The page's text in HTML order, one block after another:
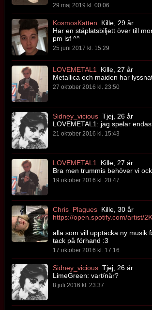
29 maj 2019 kl. 00:06
KosmosKatten
Kille, 29 år
Har en ståplatsbiljett över till
pm isf ^^
25 juni 2017 kl. 15:29
LOVEMETAL1
Kille, 27 år
Metallica och maiden har
27 oktober 2016 kl. 23:50
Sidney_vicious Tjej, 26 år
LOVEMETAL1: jag spelar
21 oktober 2016 kl. 15:43
LOVEMETAL1
Kille, 27 år
Bra men trummis behöver vi
19 oktober 2016 kl. 20:47
Chris_Plagues Kille, 30 år
alla som vill upptäcka ny musik
tack på förhand :3
17 oktober 2016 kl. 17:16
Sidney_vicious Tjej, 26 år
LimeGreen: vart/när?
8 juli 2016 kl. 23:37